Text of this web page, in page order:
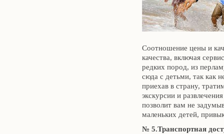
Соотношение цены и
качества, включая
редких пород, из
сюда с детьми, так как
приехав в страну,
экскурсии и
позволит вам не
маленьких детей,
№ 5.Транспортная